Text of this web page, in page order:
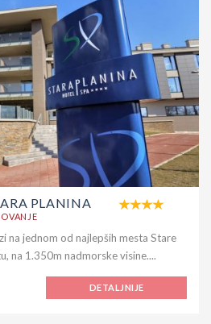
PLANINA
na jednom od najlepših mesta Stare
na 1.350m nadmorske visine....
DETALJNIJE